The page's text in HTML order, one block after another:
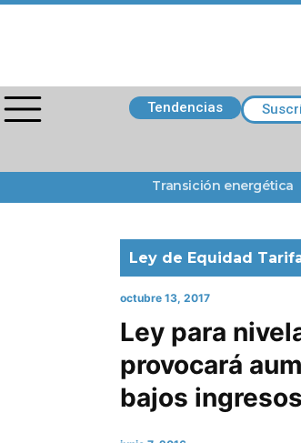
Tendencias
Transición energética
Ley de Equidad
octubre 13, 2017
Ley para
provocará
bajos ingresos